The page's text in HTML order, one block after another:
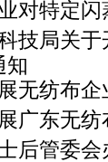
对特定
技局关
知
无纺布
广东无
后管委